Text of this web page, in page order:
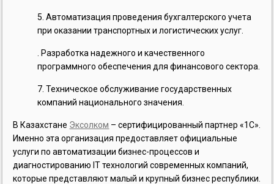
Автоматизация проведения бухгалтерского учета
при оказании транспортных и логистических услуг.
Разработка надежного и качественного
программного обеспечения для финансового сектора.
Техническое обслуживание государственных
компаний национального значения.
В Казахстане Эксолком – сертифицированный партнер «1С».
Именно эта организация предоставляет официальные
услуги по автоматизации бизнес-процессов и
диагностированию IT технологий современных компаний,
которые представляют малый и крупный бизнес республики.